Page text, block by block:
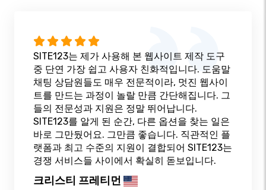
SITE123는 제가 사용해 본 웹사이트 제작 도구
중 단연 가장 쉽고 사용자 친화적입니다. 도움말
채팅 상담원들도 매우 전문적이라, 멋진 웹사이
트를 만드는 과정이 놀랄 만큼 간단해집니다. 그
들의 전문성과 지원은 정말 뛰어납니다.
SITE123를 알게 된 순간, 다른 옵션을 찾는 일은
바로 그만뒀어요. 그만큼 좋습니다. 직관적인 플
랫폼과 최고 수준의 지원이 결합되어 SITE123는
경쟁 서비스들 사이에서 확실히 돋보입니다.
크리스티 프레티먼